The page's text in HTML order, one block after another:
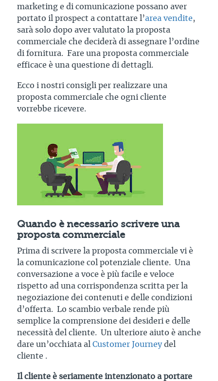
marketing e di comunicazione possano aver
portato il prospect a contattare l’area vendite,
sarà solo dopo aver valutato la proposta
commerciale che deciderà di assegnare l’ordine
di fornitura. Fare una proposta commerciale
efficace è una questione di dettagli.
Ecco i nostri consigli per realizzare una
proposta commerciale che ogni cliente
vorrebbe ricevere.
Quando è necessario scrivere una
proposta commerciale
Prima di scrivere la proposta commerciale vi è
la comunicazione col potenziale cliente. Una
conversazione a voce è più facile e veloce
rispetto ad una corrispondenza scritta per la
negoziazione dei contenuti e delle condizioni
d’offerta. Lo scambio verbale rende più
semplice la comprensione dei desideri e delle
necessità del cliente. Un ulteriore aiuto è anche
dare un’occhiata al Customer Journeydel
cliente .
Il cliente è seriamente intenzionato a portare